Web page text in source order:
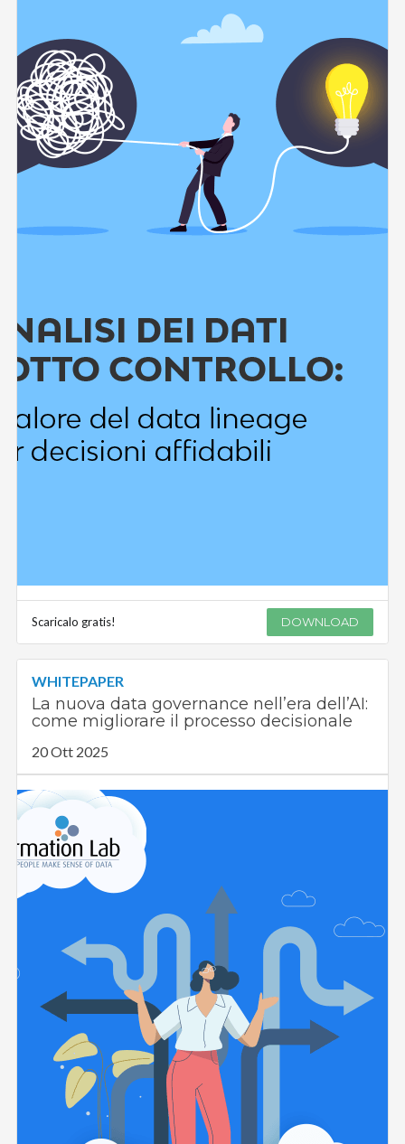
Scaricalo gratis! DOWNLOAD
WHITEPAPER
La nuova data governance nell’era dell’AI:
come migliorare il processo decisionale
20 Ott 2025